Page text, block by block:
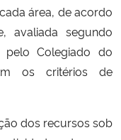
área, de acordo
avaliada segundo
pelo Colegiado do
os critérios de
dos recursos sob